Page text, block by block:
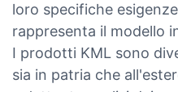
loro specifiche
rappresenta il modello
I prodotti KML sono
sia in patria che